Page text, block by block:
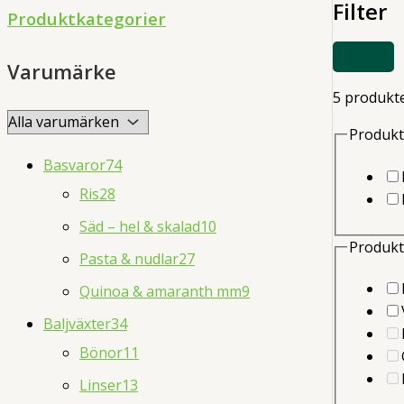
c
s
Produktkategorier
Varumärke
Basvaror74
Ris28
Säd – hel & skalad10
Pasta & nudlar27
Quinoa & amaranth mm9
Baljväxter34
Bönor11
Linser13
Filter
ELLER
FILTER
5